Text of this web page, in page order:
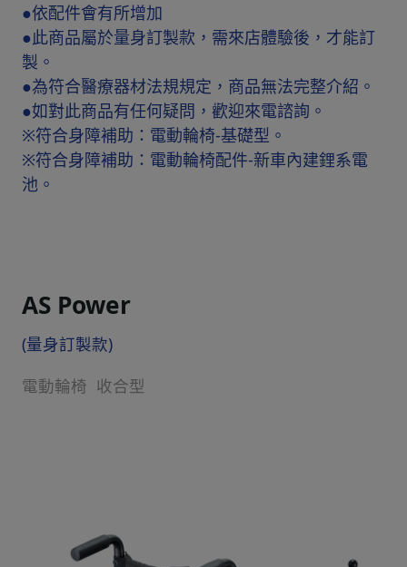
●依配件會有所增加
●此商品屬於量身訂製款，需來店體驗後，才能訂
製。
●為符合醫療器材法規規定，商品無法完整介紹。
●如對此商品有任何疑問，歡迎來電諮詢。
※符合身障補助：電動輪椅-基礎型。
※符合身障補助：電動輪椅配件-新車內建鋰系電
池。
AS Power
(量身訂製款)
電動輪椅 收合型